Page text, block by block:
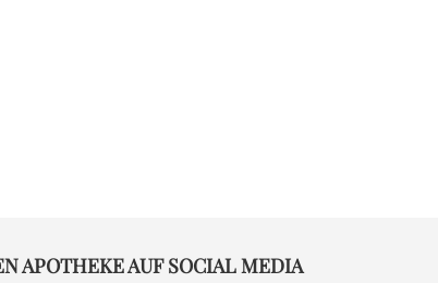
APOTHEKE AUF SOCIAL MEDIA